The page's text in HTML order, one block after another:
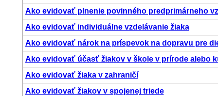
Ako evidovať plnenie povinného predprimárneho
Ako evidovať individuálne vzdelávanie žiaka
Ako evidovať nárok na príspevok na dopravu pre
Ako evidovať účasť žiakov v škole v prírode alebo
Ako evidovať žiaka v zahraničí
Ako evidovať žiakov v spojenej triede